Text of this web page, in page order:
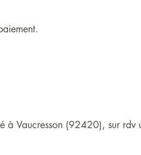
à Vaucresson (92420), sur